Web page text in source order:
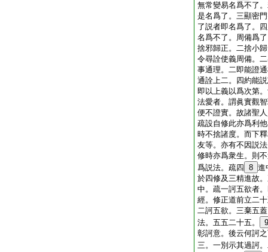
無常變易名爲不了
是名爲了。三顯密
了説者即名爲了。
名爲不了。周備爲
捨邪歸正。二捨小
令尋詮使義周備。
事通理。二即能證
通詮上二。四約能
即以上義以爲次第
法愛者。謂眞實觀
便不證實。故諸聖
疏設自修此亦爲利
時不捨諸度。而下
友等。亦有不因説
修時亦爲衆生。則
爲説法。疏四 8 進
於四修及三精進故
中。疏一訶五欲者
經。修正道前立二
二訶五欲。三棄五
法。五五二十五。
9
彰訶意。後云何訶
三。一別示其過訶